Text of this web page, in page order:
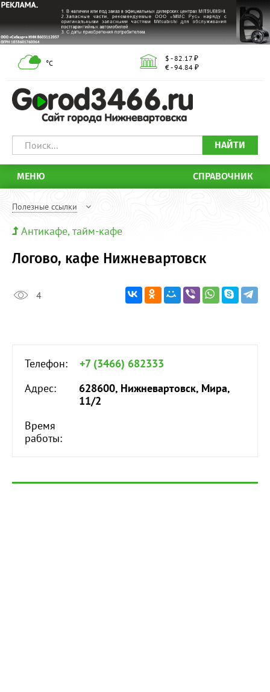
°С
$ - 82.17 ₽
€ - 94.84 ₽
НАЙТИ
МЕНЮ СПРАВОЧНИК
Полезные ссылки
Антикафе, тайм-кафе
Логово, кафе Нижневартовск
4
Телефон:
+7 (3466) 682333
Адрес:
628600, Нижневартовск, Мира,
11/2
Время
работы: